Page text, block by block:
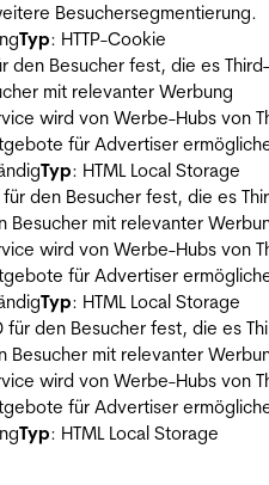
Besuchersegmentierung.
Typ: HTTP-Cookie
den Besucher fest, die es
mit relevanter Werbung
wird von Werbe-Hubs von
für Advertiser
Typ: HTML Local Storage
den Besucher fest, die es
Besucher mit relevanter
wird von Werbe-Hubs von
für Advertiser
Typ: HTML Local Storage
für den Besucher fest, die es
Besucher mit relevanter
wird von Werbe-Hubs von
für Advertiser
Typ: HTML Local Storage